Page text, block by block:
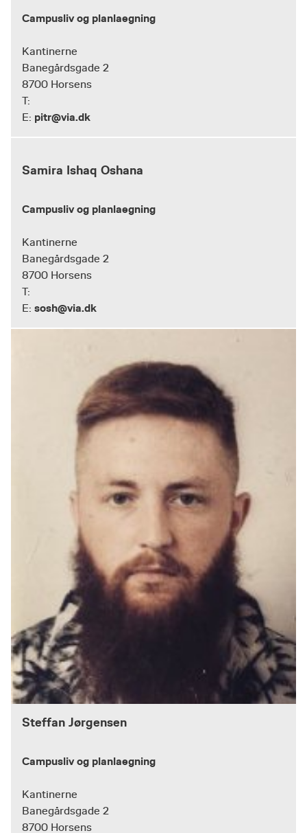
Campusliv og planlaegning
Kantinerne
Banegårdsgade 2
8700 Horsens
T:
E: pitr@via.dk
Samira Ishaq Oshana
Campusliv og planlaegning
Kantinerne
Banegårdsgade 2
8700 Horsens
T:
E: sosh@via.dk
Steffan Jørgensen
Campusliv og planlaegning
Kantinerne
Banegårdsgade 2
8700 Horsens